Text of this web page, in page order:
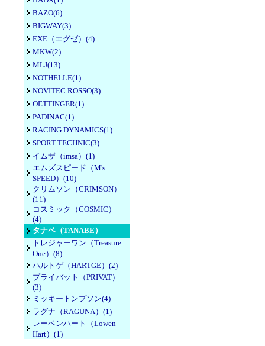
BAZO(6)
BIGWAY(3)
EXE（エグゼ）(4)
MKW(2)
MLJ(13)
NOTHELLE(1)
NOVITEC ROSSO(3)
OETTINGER(1)
PADINAC(1)
RACING DYNAMICS(1)
SPORT TECHNIC(3)
イムザ（imsa）(1)
エムズスピード（M's
SPEED）(10)
クリムソン（CRIMSON）
(11)
コスミック（COSMIC）
(4)
タナベ（TANABE）
トレジャーワン（Treasure
One）(8)
ハルトゲ（HARTGE）(2)
プライバット（PRIVAT）
(3)
ミッキートンプソン(4)
ラグナ（RAGUNA）(1)
レーベンハート（Lowen
Hart）(1)